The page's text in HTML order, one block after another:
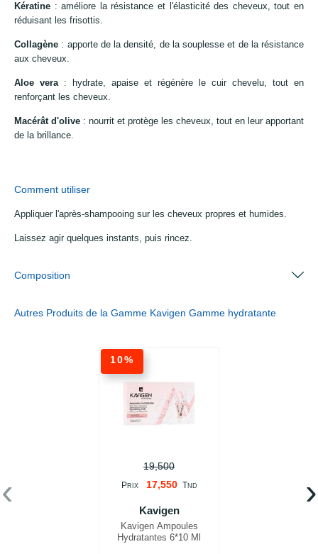
Kératine : améliore la résistance et l'élasticité des cheveux, tout en
réduisant les frisottis.
Collagène : apporte de la densité, de la souplesse et de la résistance
aux cheveux.
Aloe vera : hydrate, apaise et régénère le cuir chevelu, tout en
renforçant les cheveux.
Macérât d'olive : nourrit et protège les cheveux, tout en leur apportant
de la brillance.
Comment utiliser
Appliquer l'après-shampooing sur les cheveux propres et humides.
Laissez agir quelques instants, puis rincez.
Composition
Autres Produits de la Gamme Kavigen Gamme hydratante
10%
19,500
PRIX 17,550 TND
Kavigen
Kavigen Ampoules
Hydratantes 6*10 Ml
‹ ›